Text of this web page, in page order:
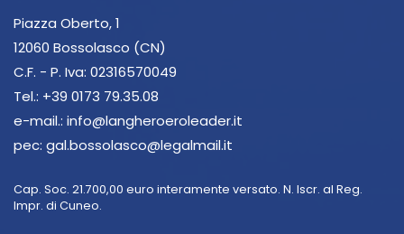
Piazza Oberto, 1
12060 Bossolasco (CN)
C.F. - P. Iva: 02316570049
Tel.: +39 0173 79.35.08
e-mail.: info@langheroeroleader.it
pec: gal.bossolasco@legalmail.it
Cap. Soc. 21.700,00 euro interamente versato. N. Iscr. al Reg.
Impr. di Cuneo.